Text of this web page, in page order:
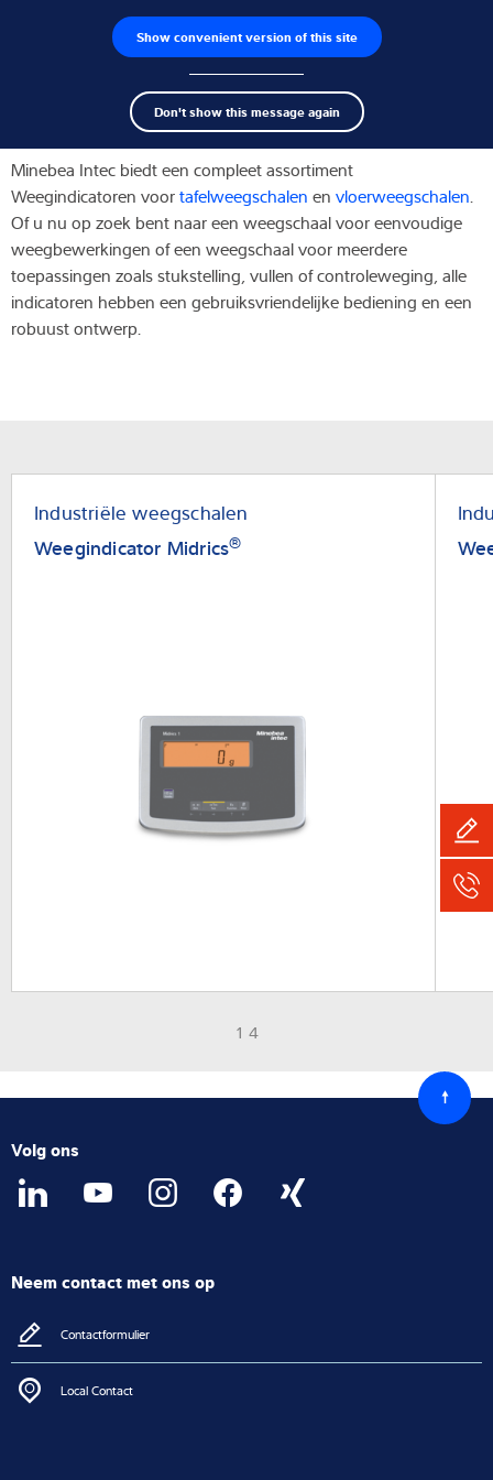
Show convenient version of this site
Don't show this message again
Product zoeken Jobs
Search
term
Weegelektronica
Industriële weegschalen
Inspectie oplossingen
Software
Industriën
Product zoeken
Weegindicatoren
Minebea Intec biedt een compleet assortiment
Weegindicatoren voortafelweegschalen en vloerweegschalen.
Of u nu op zoek bent naar een weegschaal voor eenvoudige
weegbewerkingen of een weegschaal voor meerdere
toepassingen zoals stukstelling, vullen of controleweging, alle
indicatoren hebben een gebruiksvriendelijke bediening en een
robuust ontwerp.
Industriële weegschalen
Weegindicator Midrics®
1 4
Terug
naar
boven
Volg ons
Neem contact met ons op
Contactformulier
Local Contact